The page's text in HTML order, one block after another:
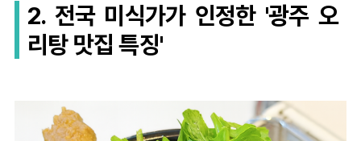
2. 전국 미식가가 인정한 '광주 오
리탕 맛집 특징'